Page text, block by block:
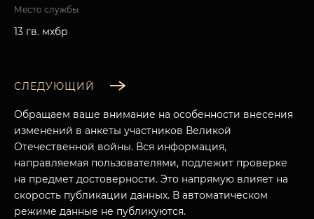
Место службы
13 гв. мхбр
СЛЕДУЮЩИЙ
Обращаем ваше внимание на особенности внесения
изменений в анкеты участников Великой
Отечественной войны. Вся информация,
направляемая пользователями, подлежит проверке
на предмет достоверности. Это напрямую влияет на
скорость публикации данных. В автоматическом
режиме данные не публикуются.